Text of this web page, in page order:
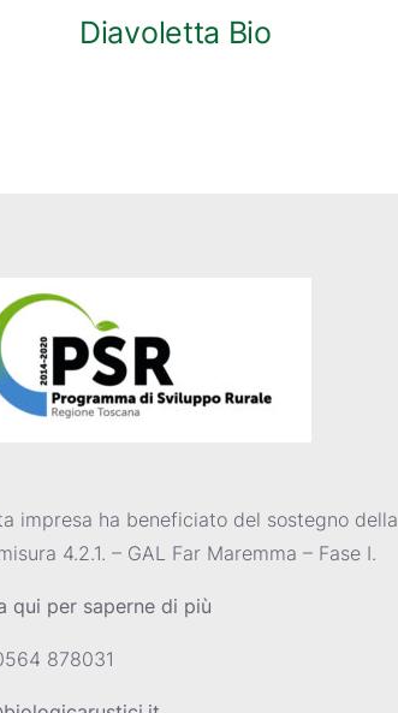
Diavoletta Bio
impresa ha beneficiato del sostegno della
4.2.1. – GAL Far Maremma – Fase I.
qui per saperne di più
878031